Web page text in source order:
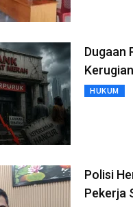
Dugaan
HUKUM
Polisi
Pekerja